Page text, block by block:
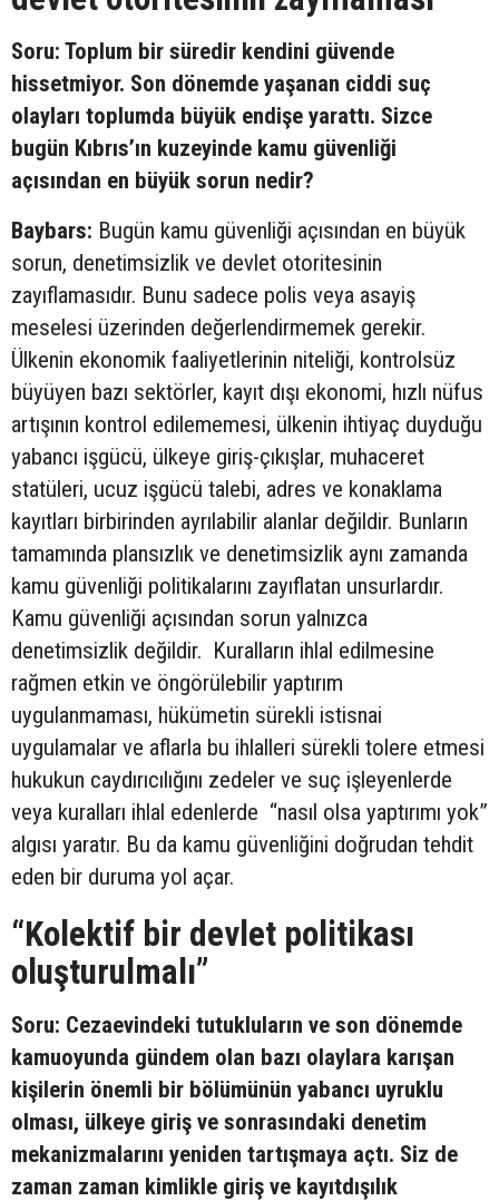
Soru: Toplum bir süredir kendini güvende
hissetmiyor. Son dönemde yaşanan ciddi suç
olayları toplumda büyük endişe yarattı. Sizce
bugün Kıbrıs’ın kuzeyinde kamu güvenliği
açısından en büyük sorun nedir?
Baybars: Bugün kamu güvenliği açısından en büyük
sorun, denetimsizlik ve devlet otoritesinin
zayıflamasıdır. Bunu sadece polis veya asayiş
meselesi üzerinden değerlendirmemek gerekir.
Ülkenin ekonomik faaliyetlerinin niteliği, kontrolsüz
büyüyen bazı sektörler, kayıt dışı ekonomi, hızlı nüfus
artışının kontrol edilememesi, ülkenin ihtiyaç duyduğu
yabancı işgücü, ülkeye giriş-çıkışlar, muhaceret
statüleri, ucuz işgücü talebi, adres ve konaklama
kayıtları birbirinden ayrılabilir alanlar değildir. Bunların
tamamında plansızlık ve denetimsizlik aynı zamanda
kamu güvenliği politikalarını zayıflatan unsurlardır.
Kamu güvenliği açısından sorun yalnızca
denetimsizlik değildir. Kuralların ihlal edilmesine
rağmen etkin ve öngörülebilir yaptırım
uygulanmaması, hükümetin sürekli istisnai
uygulamalar ve aflarla bu ihlalleri sürekli tolere etmesi
hukukun caydırıcılığını zedeler ve suç işleyenlerde
veya kuralları ihlal edenlerde “nasıl olsa yaptırımı yok”
algısı yaratır. Bu da kamu güvenliğini doğrudan tehdit
eden bir duruma yol açar.
“Kolektif bir devlet politikası
oluşturulmalı”
Soru: Cezaevindeki tutukluların ve son dönemde
kamuoyunda gündem olan bazı olaylara karışan
kişilerin önemli bir bölümünün yabancı uyruklu
olması, ülkeye giriş ve sonrasındaki denetim
mekanizmalarını yeniden tartışmaya açtı. Siz de
zaman zaman kimlikle giriş ve kayıtdışılık